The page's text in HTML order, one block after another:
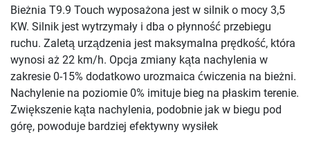
Bieżnia T9.9 Touch wyposażona jest w silnik o mocy 3,5
KW. Silnik jest wytrzymały i dba o płynność przebiegu
ruchu. Zaletą urządzenia jest maksymalna prędkość, która
wynosi aż 22 km/h. Opcja zmiany kąta nachylenia w
zakresie 0-15% dodatkowo urozmaica ćwiczenia na bieżni.
Nachylenie na poziomie 0% imituje bieg na płaskim terenie.
Zwiększenie kąta nachylenia, podobnie jak w biegu pod
górę, powoduje bardziej efektywny wysiłek